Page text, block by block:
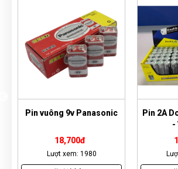
Pin 2A Double A Evo Zinc
11,200đ
Lượt xem: 2062